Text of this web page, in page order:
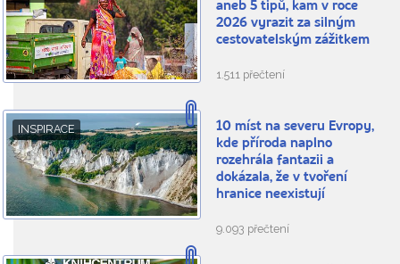
aneb 5 tipů, kam v roce
2026 vyrazit za silným
cestovatelským zážitkem
1.511 přečtení
INSPIRACE
10 míst na severu Evropy,
kde příroda naplno
rozehrála fantazii a
dokázala, že v tvoření
hranice neexistují
9.093 přečtení